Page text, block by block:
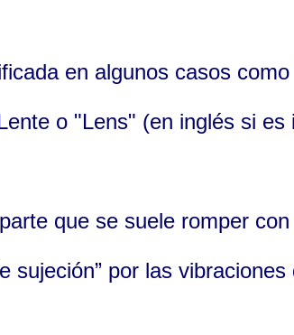
en algunos casos
o "Lens" (en inglés si es
que se suele romper
sujeción” por las